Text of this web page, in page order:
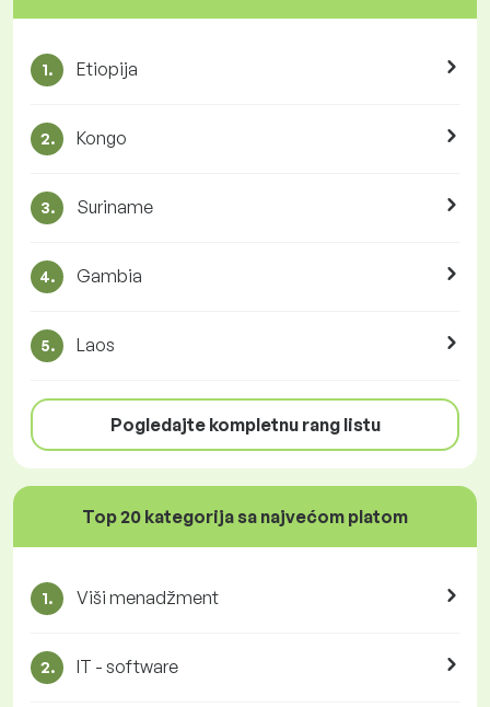
1. Etiopija
2. Kongo
3. Suriname
4. Gambia
5. Laos
Pogledajte kompletnu rang listu
Top 20 kategorija sa najvećom platom
1. Viši menadžment
2. IT - software